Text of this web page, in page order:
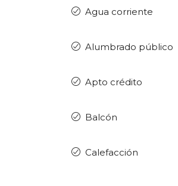
Agua corriente
Alumbrado público
Apto crédito
Balcón
Calefacción